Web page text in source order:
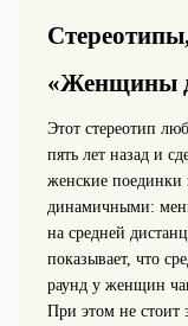
«Женщины
Этот стереотип
пять лет назад и
женские поединки
динамичными:
на средней
показывает, что
раунд у женщин
При этом не стоит